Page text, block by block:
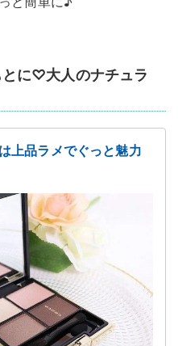
とに♡大人のナチュラ
上品ラメでぐっと魅力